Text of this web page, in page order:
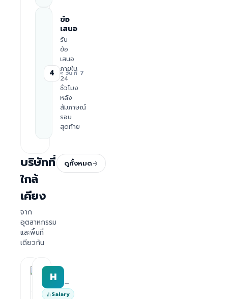
4
ข้อ
เสนอ
รับ
ข้อ
เสนอ
ภายใน
24
ชั่วโมง
หลัง
สัมภาษณ์
รอบ
สุดท้าย
≈ วันที่ 7
บริษัทที่
ใกล้
เคียง
จาก
อุตสาหกรรม
และพื้นที่
เดียวกัน
ดูทั้งหมด
AiROVA AI Consultant
—
H —
Salary